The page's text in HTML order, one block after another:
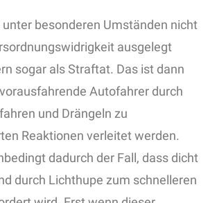
unter besonderen Umständen nicht
ausgelegt
sogar als Straftat. Das ist dann
Autofahrer durch
und Drängeln zu
Reaktionen verleitet werden.
dadurch der Fall, dass dicht
durch Lichthupe zum schnelleren